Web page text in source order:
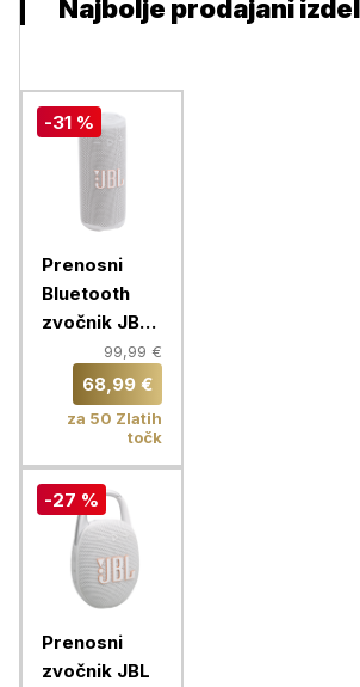
Najbolje prodajani
-31 %
Prenosni
Bluetooth
zvočnik JBL
Grip, white
99,99 €
68,99 €
za 50 Zlatih
točk
-27 %
Prenosni
zvočnik JBL